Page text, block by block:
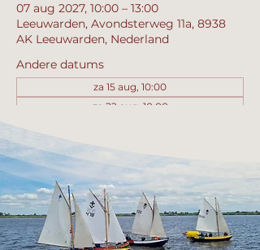
07 aug 2027, 10:00 – 13:00
Leeuwarden, Avondsterweg 11a, 8938
AK Leeuwarden, Nederland
Andere datums
za 15 aug, 10:00
za 22 aug, 10:00
Bekijk alle 357 datums
Meld mij aan!